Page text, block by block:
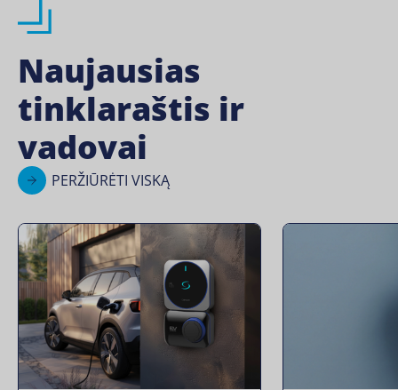
Naujausias
tinklaraštis ir
vadovai
PERŽIŪRĖTI VISKĄ